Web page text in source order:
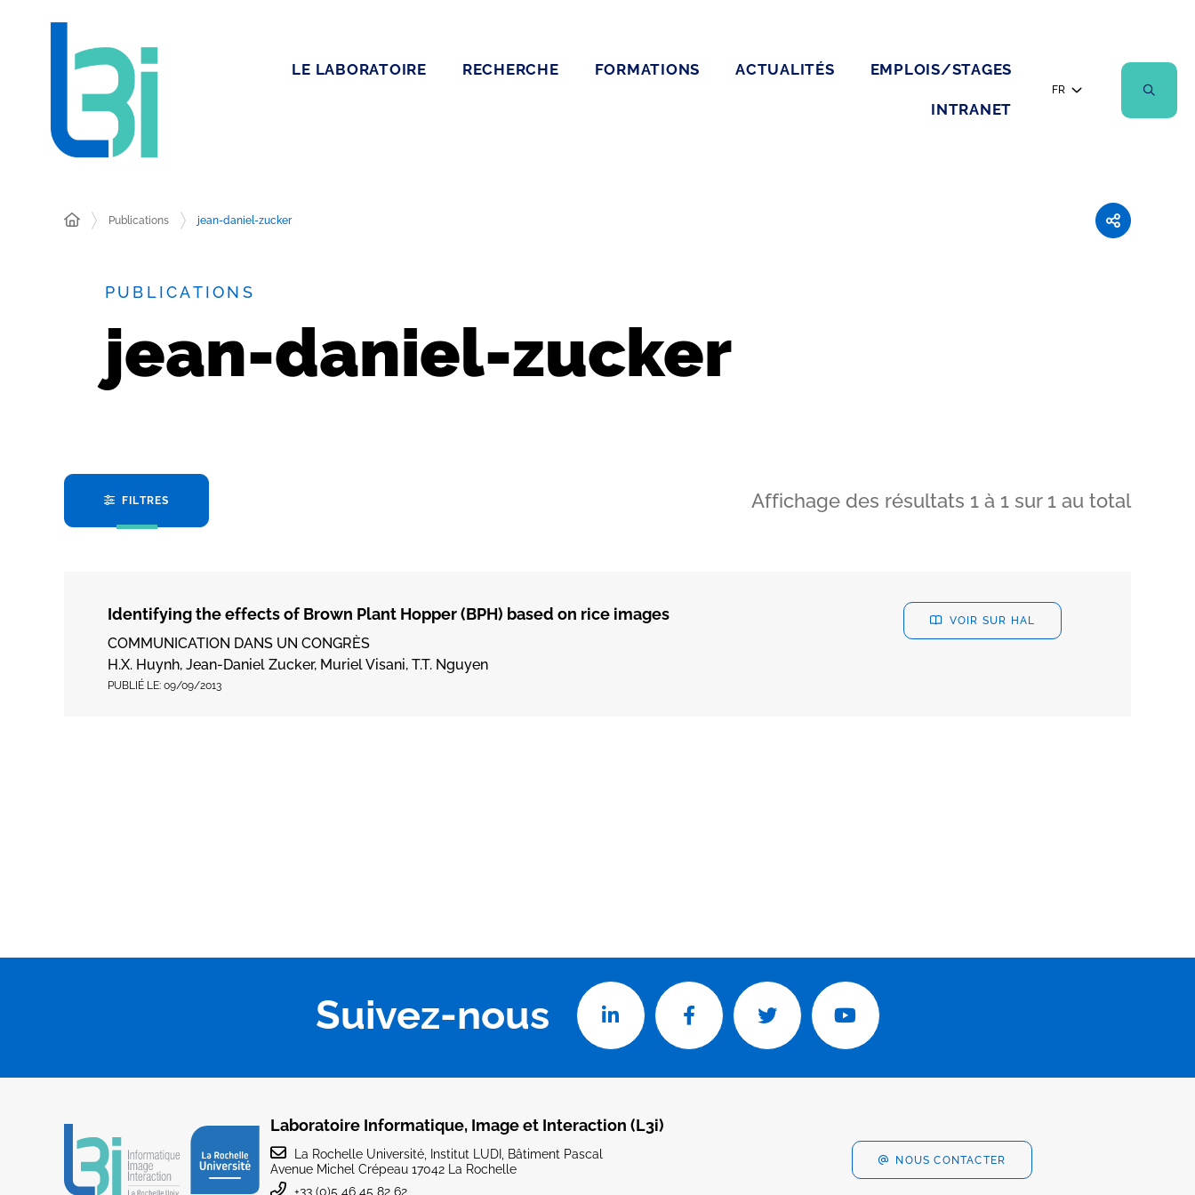
LE LABORATOIRE RECHERCHE FORMATIONS ACTUALITÉS EMPLOIS/STAGES
INTRANET
FR
Publications jean-daniel-zucker
PUBLICATIONS
jean-daniel-zucker
FILTRES Affichage des résultats 1 à 1 sur 1 au total
Identifying the effects of Brown Plant Hopper (BPH) based on rice images
COMMUNICATION DANS UN CONGRÈS
H.X. Huynh, Jean-Daniel Zucker, Muriel Visani, T.T. Nguyen
PUBLIÉ LE: 09/09/2013
VOIR SUR HAL
Suivez-nous
Laboratoire Informatique, Image et Interaction (L3i)
La Rochelle Université, Institut LUDI, Bâtiment Pascal
Avenue Michel Crépeau 17042 La Rochelle
+33 (0)5 46 45 82 62
NOUS CONTACTER